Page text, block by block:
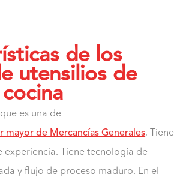
de los
utensilios de
es una de
mayor de Mercancías Generales, Tiene
experiencia. Tiene tecnología de
y flujo de proceso maduro. En el